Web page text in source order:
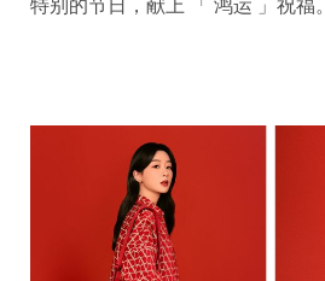
特别的节日，献上 「 鸿运 」祝福。